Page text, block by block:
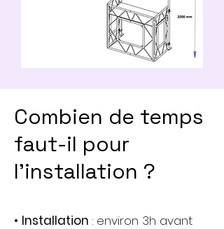
Combien de temps
faut-il pour
l’installation ?
• Installation : environ 3h avant